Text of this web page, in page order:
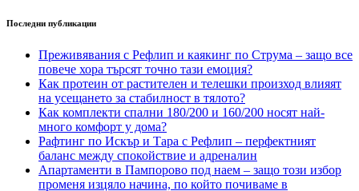
Последни публикации
Преживявания с Рефлип и каякинг по Струма – защо все
повече хора търсят точно тази емоция?
Как протеин от растителен и телешки произход влияят
на усещането за стабилност в тялото?
Как комплекти спални 180/200 и 160/200 носят най-
много комфорт у дома?
Рафтинг по Искър и Тара с Рефлип – перфектният
баланс между спокойствие и адреналин
Апартаменти в Пампорово под наем – защо този избор
променя изцяло начина, по който почиваме в